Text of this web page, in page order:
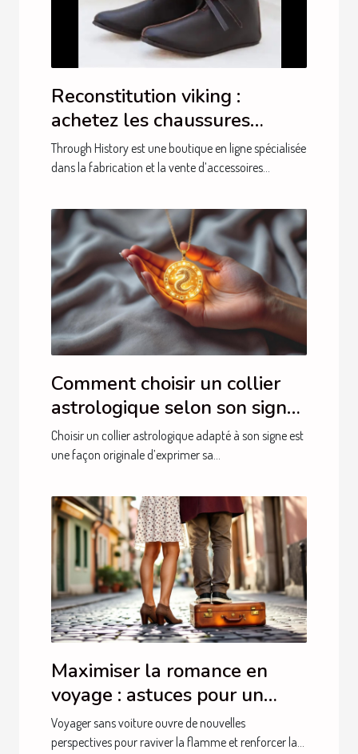
Reconstitution viking :
achetez les chaussures
auprès de Through History !
Through History est une boutique en ligne spécialisée
dans la fabrication et la vente d’accessoires...
Comment choisir un collier
astrologique selon son signe
?
Choisir un collier astrologique adapté à son signe est
une façon originale d’exprimer sa...
Maximiser la romance en
voyage : astuces pour un
séjour intime sans auto
Voyager sans voiture ouvre de nouvelles
perspectives pour raviver la flamme et renforcer la...